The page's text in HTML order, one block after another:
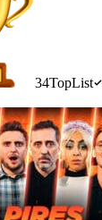
34TopList